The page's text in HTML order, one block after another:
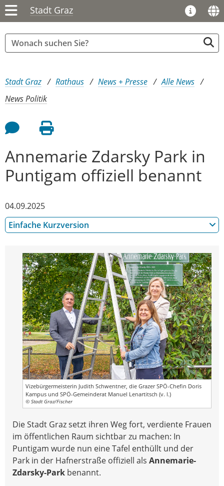
Stadt Graz
Sie sind hier:
Stadt Graz Rathaus News + Presse
Alle News
News Politik
Feedback an Autor
Seite drucken
Annemarie Zdarsky Park in
Puntigam offiziell benannt
04.09.2025
Einfache Kurzversion
Vizebürgermeisterin Judith Schwentner, die Grazer SPÖ-Chefin Doris
Kampus und SPÖ-Gemeinderat Manuel Lenartitsch (v. l.)
© Stadt Graz/Fischer
Die Stadt Graz setzt ihren Weg fort, verdiente Frauen
im öffentlichen Raum sichtbar zu machen: In
Puntigam wurde nun eine Tafel enthüllt und der
Park in der Hafnerstraße offiziell als Annemarie-
Zdarsky-Park benannt.